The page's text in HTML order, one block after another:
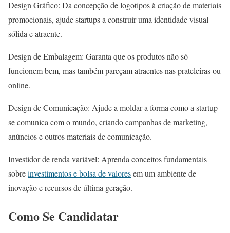
Design Gráfico: Da concepção de logotipos à criação de materiais
promocionais, ajude startups a construir uma identidade visual
sólida e atraente.
Design de Embalagem: Garanta que os produtos não só
funcionem bem, mas também pareçam atraentes nas prateleiras ou
online.
Design de Comunicação: Ajude a moldar a forma como a startup
se comunica com o mundo, criando campanhas de marketing,
anúncios e outros materiais de comunicação.
Investidor de renda variável: Aprenda conceitos fundamentais
sobreinvestimentos e bolsa de valoresem um ambiente de
inovação e recursos de última geração.
Como Se Candidatar